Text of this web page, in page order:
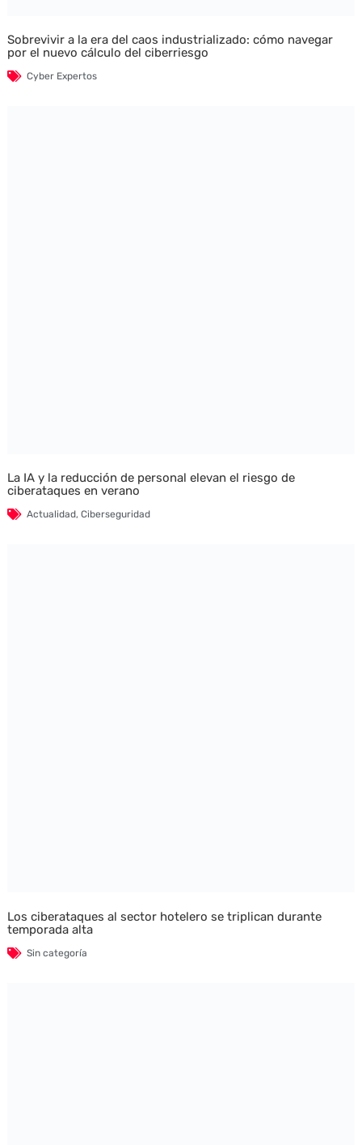
Sobrevivir a la era del caos industrializado: cómo navegar
por el nuevo cálculo del ciberriesgo
Cyber Expertos
La IA y la reducción de personal elevan el riesgo de
ciberataques en verano
Actualidad, Ciberseguridad
Los ciberataques al sector hotelero se triplican durante
temporada alta
Sin categoría